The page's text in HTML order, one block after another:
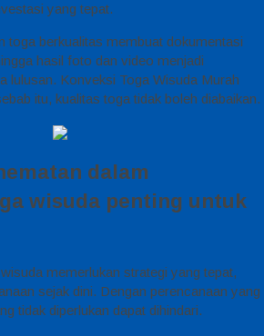
yang tepat.
toga berkualitas membuat dokumentasi
hasil foto dan video menjadi
lulusan. Konveksi Toga Wisuda Murah
itu, kualitas toga tidak boleh diabaikan.
dalam
wisuda penting untuk
memerlukan strategi yang tepat,
sejak dini. Dengan perencanaan yang
tidak diperlukan dapat dihindari.